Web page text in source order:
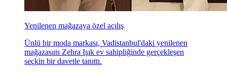
Yenilenen mağazaya özel açılış
Ünlü bir moda markası, Vadistanbul'daki yenilenen
mağazasını Zehra Işık ev sahipliğinde gerçekleşen
seçkin bir davetle tanıttı.